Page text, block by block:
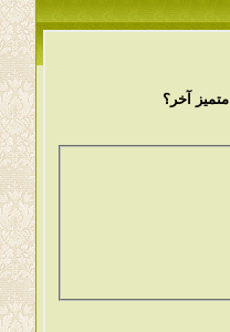
آخر؟